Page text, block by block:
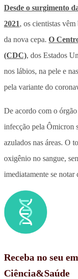
Desde o surgimento
2021, os cientistas
da nova cepa. O
(CDC), dos Estados
nos lábios, na pele e
pela variante do
De acordo com o
infecção pela Ômicron
azulados nas áreas. O
oxigênio no sangue,
imediatamente se notar
Receba no seu
Ciência&Saúde